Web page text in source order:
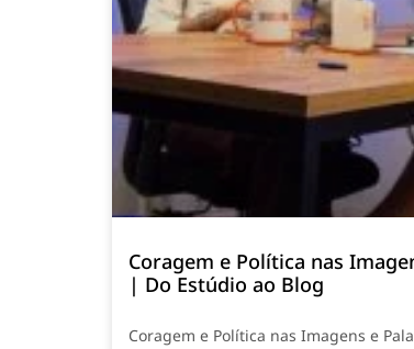
Coragem e Política nas
| Do Estúdio ao Blog
Coragem e Política nas Imagens e